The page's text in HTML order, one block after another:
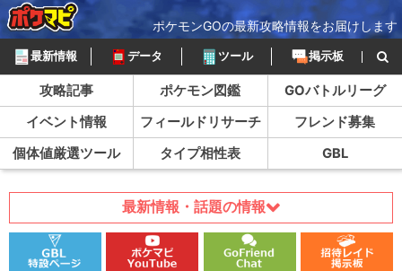
ポケモンGOの最新攻略情報をお届けします
最新情報 データ ツール 掲示板
攻略記事 ポケモン図鑑
GOバトルリーグ
イベント情報
フィールドリサーチ
フレンド募集
個体値厳選ツール
タイプ相性表 GBL
最新情報・話題の情報